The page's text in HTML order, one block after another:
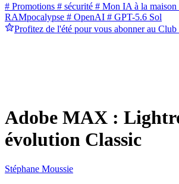
# Promotions # sécurité # Mon IA à la maison
RAMpocalypse # OpenAI # GPT-5.6 Sol
Profitez de l'été pour vous abonner au
Adobe MAX :
évolution Classic
Stéphane Moussie